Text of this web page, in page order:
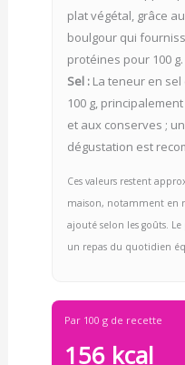
plat végétal, grâce
boulgour qui
protéines pour 100 g.
Sel :La teneur en sel
100 g,
et aux conserves ;
dégustation est
Ces valeurs restent
maison, notamment en
ajouté selon les goûts.
un repas du quotidien
Par 100 g de recette
156 kcal